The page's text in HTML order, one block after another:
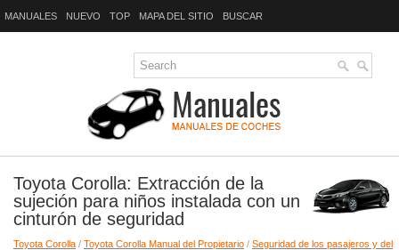
MANUALES NUEVO TOP MAPA DEL SITIO BUSCAR
Toyota Corolla: Extracción de la
sujeción para niños instalada con un
cinturón de seguridad
Toyota Corolla / Toyota Corolla Manual del Propietario / Seguridad de los pasajeros y del